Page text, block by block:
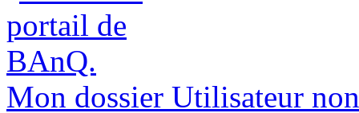
Mon dossier Utilisateur